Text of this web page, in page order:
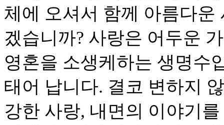
체에 오셔서 함께 아름다
겠습니까? 사랑은 어두운
영혼을 소생케하는 생명수
태어 납니다. 결코 변하지
강한 사랑, 내면의 이야기